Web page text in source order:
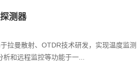
测器
拉曼散射、OTDR技术研发，实现温度监测
和远程监控等功能于一...